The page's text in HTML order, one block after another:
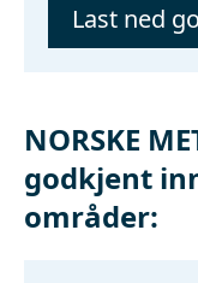
Last ned
NORSKE
godkjent
områder: